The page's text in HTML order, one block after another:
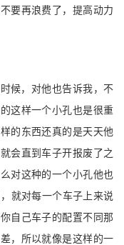
要再浪费了，提高动力
候，对他也告诉我，不
这样一个小孔也是很重
的东西还真的是天天他
会直到车子开报废了之
对这种的一个小孔他也
就对每一个车子上来说
自己车子的配置不同那
，所以就像是这样的一